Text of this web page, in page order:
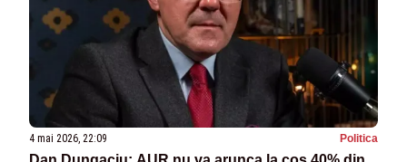
4 mai 2026, 22:09 Politica